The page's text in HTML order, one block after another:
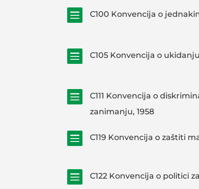
 C100 Konvencija o
 C105 Konvencija o

C111 Konvencija o
zanimanju, 1958
 C119 Konvencija o zaštiti
 C122 Konvencija o politici